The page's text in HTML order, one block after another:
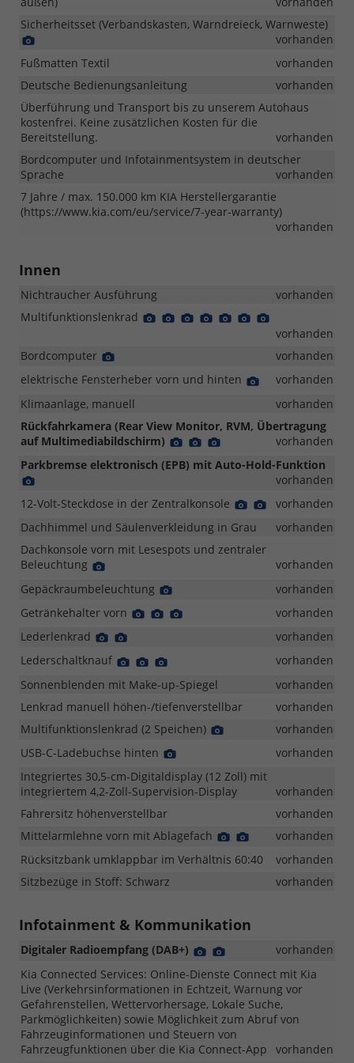
Sicherheitsset (Verbandskasten, Warndreieck, Warnweste)
vorhanden
Fußmatten Textil
vorhanden
Deutsche Bedienungsanleitung
vorhanden
Überführung und Transport bis zu unserem Autohaus
kostenfrei. Keine zusätzlichen Kosten für die
Bereitstellung.
vorhanden
Bordcomputer und Infotainmentsystem in deutscher
Sprache
vorhanden
7 Jahre / max. 150.000 km KIA Herstellergarantie
(https://www.kia.com/eu/service/7-year-warranty)
vorhanden
Innen
Nichtraucher Ausführung
vorhanden
Multifunktionslenkrad
DetailDetailDetailDetailDetailDetail
FotoFoto
vorhanden
Bordcomputer
vorhanden
elektrische Fensterheber vorn und hinten
Detail
vorhanden
Klimaanlage, manuell
vorhanden
Rückfahrkamera (Rear View Monitor, RVM, Übertragung
auf Multimediabildschirm)
DetailDetail
vorhanden
Parkbremse elektronisch (EPB) mit Auto-Hold-Funktion
vorhanden
12-Volt-Steckdose in der Zentralkonsole
DetailDetail
vorhanden
Dachhimmel und Säulenverkleidung in Grau
vorhanden
Dachkonsole vorn mit Lesespots und zentraler
Beleuchtung
vorhanden
Gepäckraumbeleuchtung
vorhanden
Getränkehalter vorn
DetailDetail
vorhanden
Lederlenkrad
Detail
vorhanden
Lederschaltknauf
DetailDetail
vorhanden
Sonnenblenden mit Make-up-Spiegel
vorhanden
Lenkrad manuell höhen-/tiefenverstellbar
vorhanden
Multifunktionslenkrad (2 Speichen)
vorhanden
USB-C-Ladebuchse hinten
vorhanden
Integriertes 30,5-cm-Digitaldisplay (12 Zoll) mit
integriertem 4,2-Zoll-Supervision-Display
vorhanden
Fahrersitz höhenverstellbar
vorhanden
Mittelarmlehne vorn mit Ablagefach
DetailDetailvorhanden
Rücksitzbank umklappbar im Verhältnis 60:40
vorhanden
Sitzbezüge in Stoff: Schwarz
vorhanden
Infotainment & Kommunikation
Digitaler Radioempfang (DAB+)
Detail
vorhanden
Kia Connected Services: Online-Dienste Connect mit Kia
Live (Verkehrsinformationen in Echtzeit, Warnung vor
Gefahrenstellen, Wettervorhersage, Lokale Suche,
Parkmöglichkeiten) sowie Möglichkeit zum Abruf von
Fahrzeuginformationen und Steuern von
Fahrzeugfunktionen über die Kia Connect-App
vorhanden